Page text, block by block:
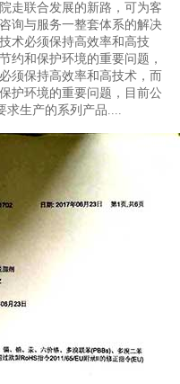
走联合发展的新路，可为客
询与服务一整套体系的解决
术必须保持高效率和高技
约和保护环境的重要问题，
须保持高效率和高技术，而
护环境的重要问题，目前公
求生产的系列产品....